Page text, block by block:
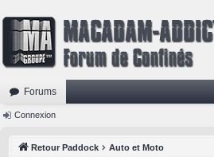
Forums
Connexion
Retour Paddock Auto et Moto